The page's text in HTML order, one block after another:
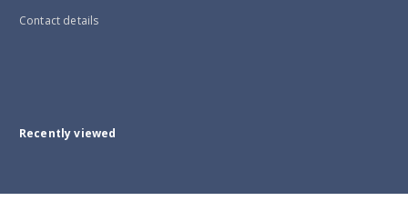
Contact details
Recently viewed